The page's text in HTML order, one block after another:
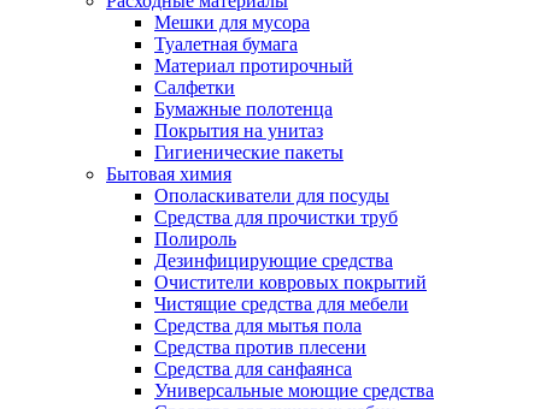
Мешки для мусора
Туалетная бумага
Материал протирочный
Салфетки
Бумажные полотенца
Покрытия на унитаз
Гигиенические пакеты
Бытовая химия
Ополаскиватели для посуды
Средства для прочистки труб
Полироль
Дезинфицирующие средства
Очистители ковровых покрытий
Чистящие средства для мебели
Средства для мытья пола
Средства против плесени
Средства для санфаянса
Универсальные моющие средства